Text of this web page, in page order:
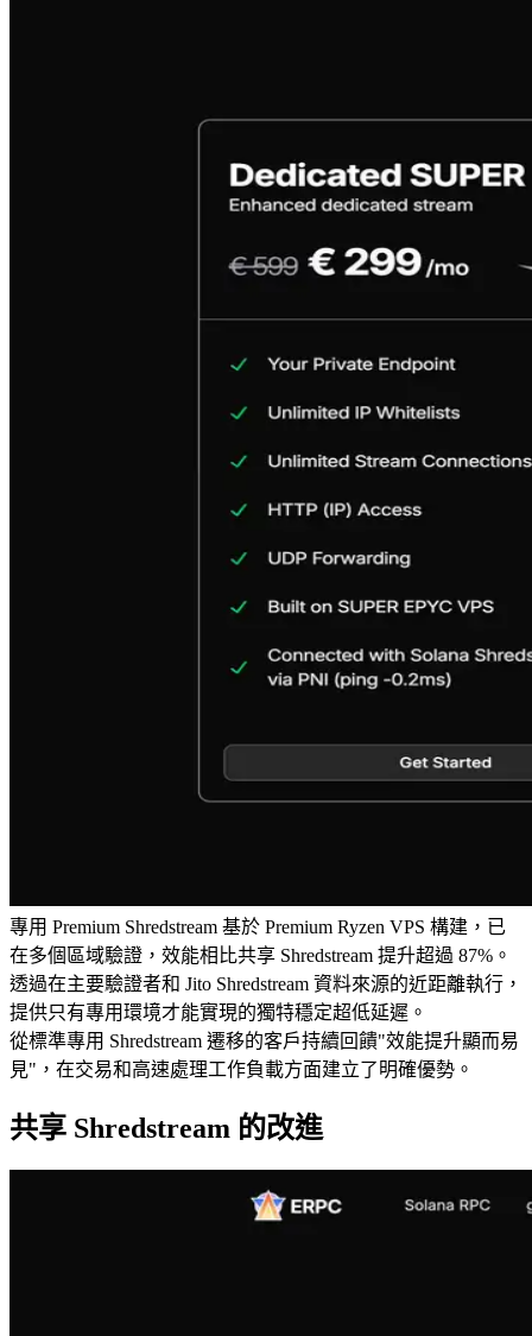
專用 Premium Shredstream 基於 Premium Ryzen VPS 構建，已
在多個區域驗證，效能相比共享 Shredstream 提升超過 87%。
透過在主要驗證者和 Jito Shredstream 資料來源的近距離執行，
提供只有專用環境才能實現的獨特穩定超低延遲。
從標準專用 Shredstream 遷移的客戶持續回饋"效能提升顯而易
見"，在交易和高速處理工作負載方面建立了明確優勢。
共享 Shredstream 的改進